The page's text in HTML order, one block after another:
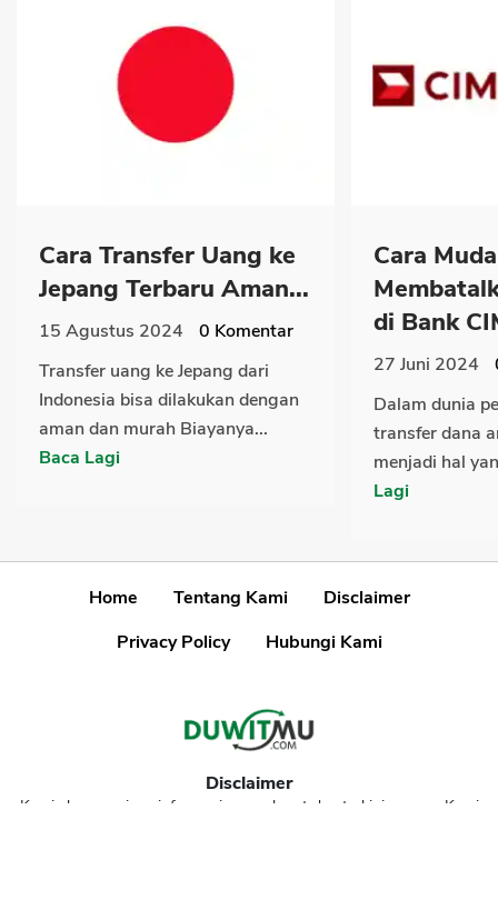
Cara Transfer Uang ke
Jepang Terbaru Aman...
15 Agustus 2024 0 Komentar
Transfer uang ke Jepang dari
Indonesia bisa dilakukan dengan
aman dan murah Biayanya...
Baca Lagi
Cara
di Bank
27 Juni 2024
Dalam dunia
transfer dana
menjadi hal
Lagi
Home Tentang Kami
Disclaimer
Privacy Policy
Hubungi Kami
Disclaimer
Kami akan menjaga informasi yang akurat dan terkini, namun Kami